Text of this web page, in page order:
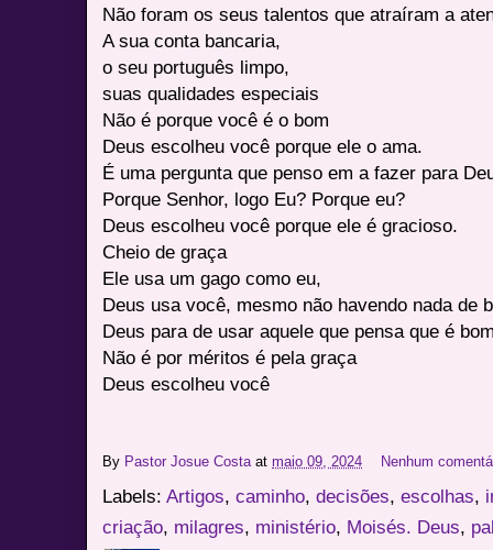
Não foram os seus talentos que atraíram a
A sua conta bancaria,
o seu português limpo,
suas qualidades especiais
Não é porque você é o bom
Deus escolheu você porque ele o ama.
É uma pergunta que penso em a fazer para
Porque Senhor, logo Eu? Porque eu?
Deus escolheu você porque ele é gracioso.
Cheio de graça
Ele usa um gago como eu,
Deus usa você, mesmo não havendo nada de
Deus para de usar aquele que pensa que é
Não é por méritos é pela graça
Deus escolheu você
By Pastor Josue Costa atmaio 09, 2024 Nenhum
Labels:Artigos,caminho,decisões,escolhas,
criação, milagres, ministério, Moisés. Deus,